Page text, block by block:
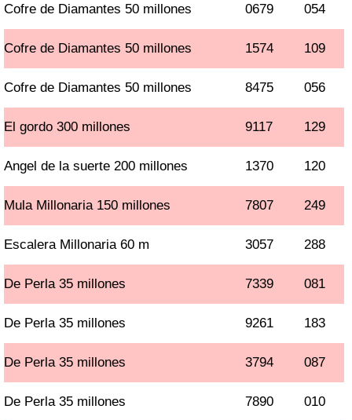
Cofre de Diamantes 50 millones 0679 054
Cofre de Diamantes 50 millones 1574 109
Cofre de Diamantes 50 millones 8475 056
El gordo 300 millones 9117 129
Angel de la suerte 200 millones 1370 120
Mula Millonaria 150 millones 7807 249
Escalera Millonaria 60 m 3057 288
De Perla 35 millones 7339 081
De Perla 35 millones 9261 183
De Perla 35 millones 3794 087
De Perla 35 millones 7890 010